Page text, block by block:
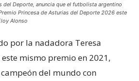
del Deporte, anuncia que el futbolista argentino
Princesa de Asturias del Deporte 2026 este
Alonso
por la nadadora Teresa
mismo premio en 2021,
del mundo con